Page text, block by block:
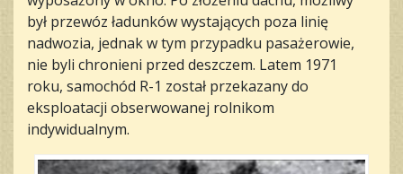
był przewóz ładunków wystających poza linię
nadwozia, jednak w tym przypadku pasażerowie,
nie byli chronieni przed deszczem. Latem 1971
roku, samochód R-1 został przekazany do
eksploatacji obserwowanej rolnikom
indywidualnym.